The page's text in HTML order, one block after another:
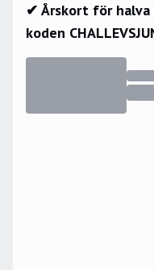
✔ Årskort för halva
koden